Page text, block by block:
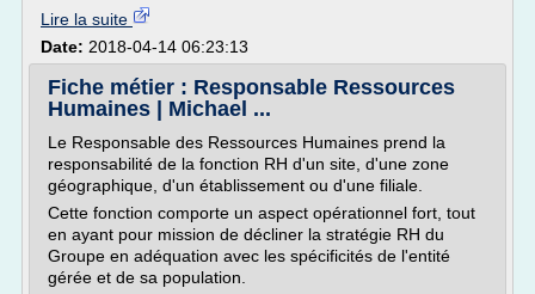
Lire la suite
Date: 2018-04-14 06:23:13
Fiche métier : Responsable Ressources
Humaines | Michael ...
Le Responsable des Ressources Humaines prend la
responsabilité de la fonction RH d'un site, d'une zone
géographique, d'un établissement ou d'une filiale.
Cette fonction comporte un aspect opérationnel fort, tout
en ayant pour mission de décliner la stratégie RH du
Groupe en adéquation avec les spécificités de l'entité
gérée et de sa population.